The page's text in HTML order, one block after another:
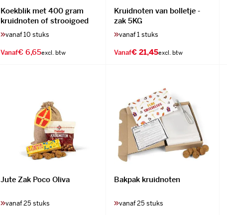
Koekblik met 400 gram
kruidnoten of strooigoed
vanaf 10 stuks
Vanaf€ 6,65
Kruidnoten van bolletje -
zak 5KG
vanaf 1 stuks
Vanaf€ 21,45
Jute Zak Poco Oliva
vanaf 25 stuks
Bakpak kruidnoten
vanaf 25 stuks